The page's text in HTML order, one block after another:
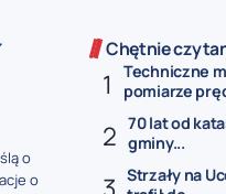
o
o
Chętnie
Techniczne
pomiarze
70 lat od
gminy...
Strzały na